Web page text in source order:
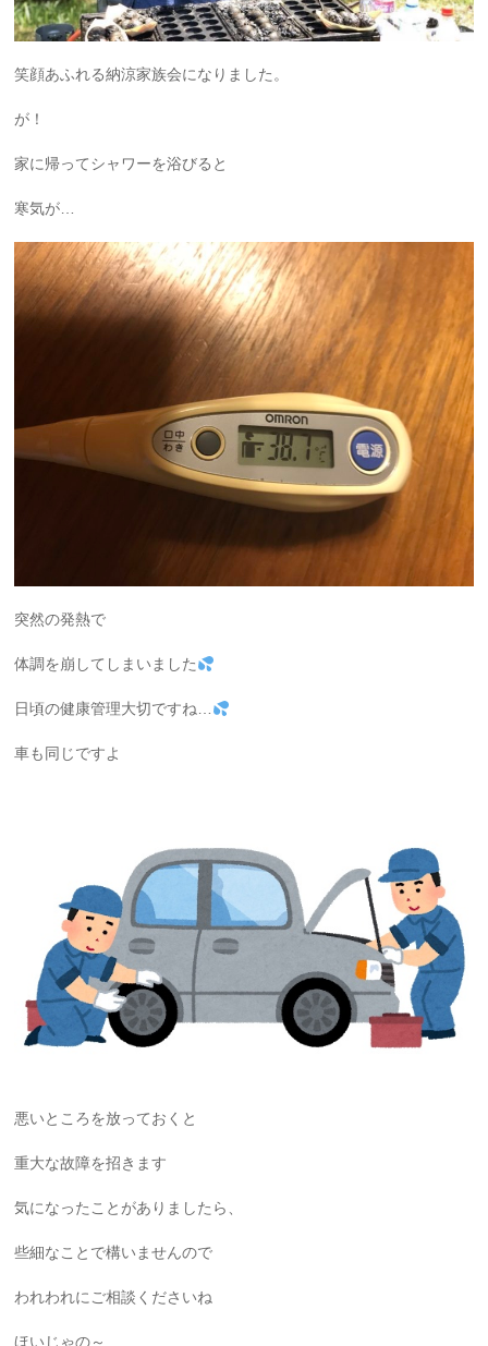
笑顔あふれる納涼家族会になりました。
が！
家に帰ってシャワーを浴びると
寒気が…
突然の発熱で
体調を崩してしまいました
日頃の健康管理大切ですね…
車も同じですよ
悪いところを放っておくと
重大な故障を招きます
気になったことがありましたら、
些細なことで構いませんので
われわれにご相談くださいね
ほいじゃの～